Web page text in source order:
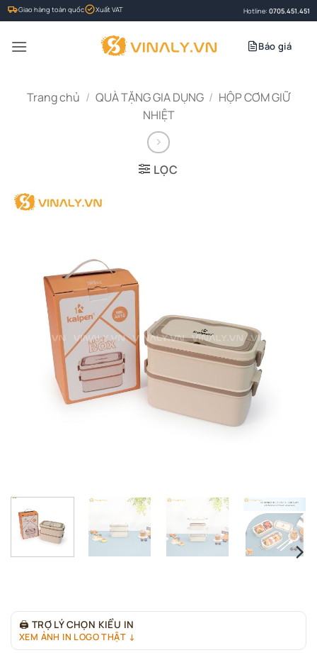
Bỏ
qua
nội
Giao hàng toàn quốc Xuất VAT Hotline: 0705.451.451
Báo giá
Trang chủ / QUÀ TẶNG GIA DỤNG / HỘP CƠM GIỮ
NHIỆT
LỌC
🖨 TRỢ LÝ CHỌN KIỂU IN
XEM ẢNH IN LOGO THẬT ↓